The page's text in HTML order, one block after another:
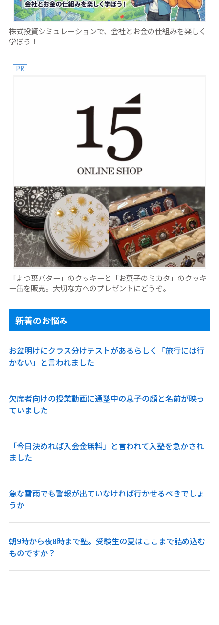
株式投資シミュレーションで、会社とお金の仕組みを楽しく
学ぼう！
PR
「よつ葉バター」のクッキーと「お菓子のミカタ」のクッキ
ー缶を販売。大切な方へのプレゼントにどうぞ。
新着のお悩み
お盆明けにクラス分けテストがあるらしく「旅行には行
かない」と言われました
欠席者向けの授業動画に通塾中の息子の顔と名前が映っ
ていました
「今日決めれば入会金無料」と言われて入塾を急かされ
ました
急な雷雨でも警報が出ていなければ行かせるべきでしょ
うか
朝9時から夜8時まで塾。受験生の夏はここまで詰め込む
ものですか？